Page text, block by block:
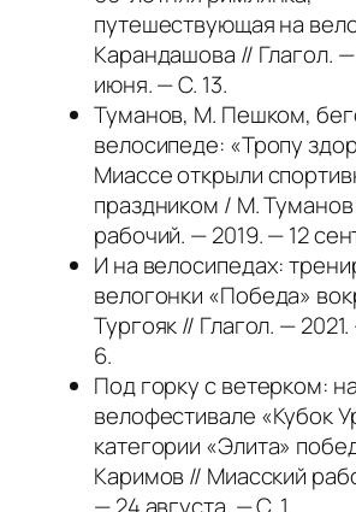
путешествующая на
Карандашова // Глагол.
июня. — С. 13.
Туманов, М. Пешком,
велосипеде: «Тропу
Миассе открыли
праздником / М.
рабочий. — 2019. — 12
И на велосипедах:
велогонки «Победа»
Тургояк // Глагол. —
6.
Под горку с ветерком: на
велофестивале «Кубок
категории «Элита»
Каримов // Миасский